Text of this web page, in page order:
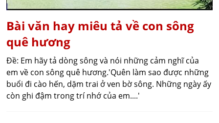
Bài văn hay miêu tả về con sông
quê hương
Đề: Em hãy tả dòng sông và nói những cảm nghĩ của
em về con sông quê hương.'Quên làm sao được những
buổi đi cào hến, dặm trai ở ven bờ sông. Những ngày ấy
còn ghi đậm trong trí nhớ của em....'